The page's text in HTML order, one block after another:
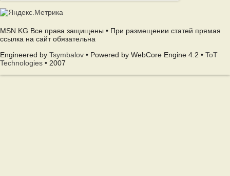
MSN.KG Все права защищены • При размещении статей прямая
ссылка на сайт обязательна
Engineered by Tsymbalov • Powered by WebCore Engine 4.2 • ToT
Technologies • 2007